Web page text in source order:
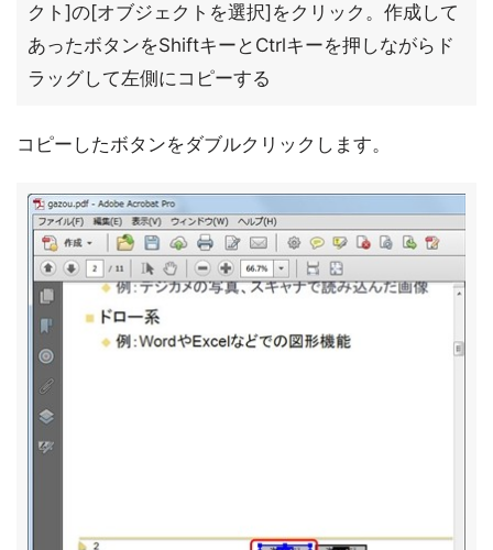
クト]の[オブジェクトを選択]をクリック。作成して
あったボタンをShiftキーとCtrlキーを押しながらド
ラッグして左側にコピーする
コピーしたボタンをダブルクリックします。